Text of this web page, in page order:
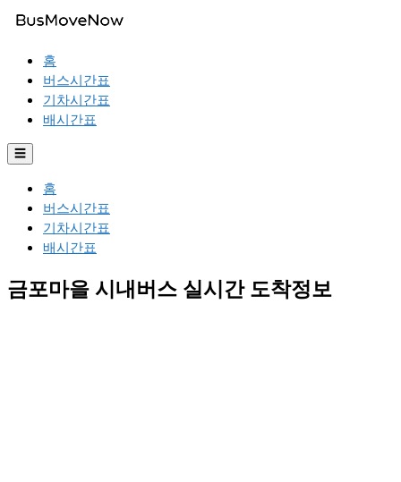
홈
버스시간표
기차시간표
배시간표
☰
홈
버스시간표
기차시간표
배시간표
금포마을 시내버스 실시간 도착정보